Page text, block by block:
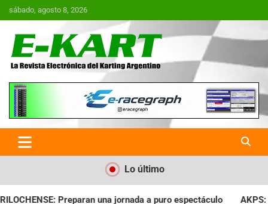
Saltar
al
sábado, agosto 8, 2026
E-Kart.com.ar | La Revista
Electrónica del Karting en
Argentina
Lo último
a puro espectáculo AKPS: Intervino la IGJ y oficializó el